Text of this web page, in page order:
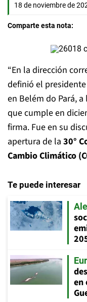
18 de noviembre de
Comparte esta nota:
“En la dirección
definió el
en Belém do Pará,
que cumple en
firma. Fue en su
apertura de la 30°
Cambio Climático
Te puede interesar
en